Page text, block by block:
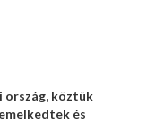
ország, köztük
és